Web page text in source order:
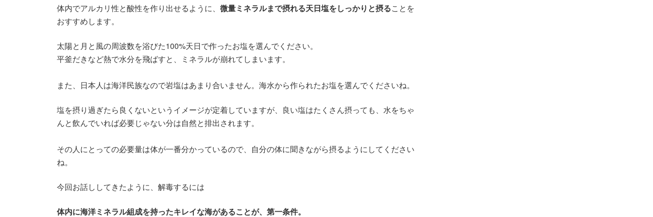
体内でアルカリ性と酸性を作り出せるように、 微量ミネラルまで摂れる天日塩をしっかりと摂ることを
おすすめします。
太陽と月と風の周波数を浴びた100%天日で作ったお塩を選んでください。
平釜だきなど熱で水分を飛ばすと、ミネラルが崩れてしまいます。
また、日本人は海洋民族なので岩塩はあまり合いません。海水から作られたお塩を選んでくださいね。
塩を摂り過ぎたら良くないというイメージが定着していますが、良い塩はたくさん摂っても、水をちゃ
んと飲んでいれば必要じゃない分は自然と排出されます。
その人にとっての必要量は体が一番分かっているので、自分の体に聞きながら摂るようにしてください
ね。
今回お話ししてきたように、解毒するには
体内に海洋ミネラル組成を持ったキレイな海があることが、第一条件。